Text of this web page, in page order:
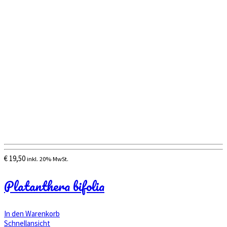
€ 19,50 inkl. 20% MwSt.
Platanthera bifolia
In den Warenkorb
Schnellansicht